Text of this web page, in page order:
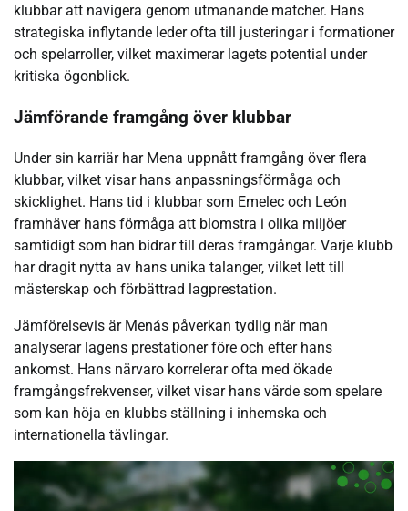
klubbar att navigera genom utmanande matcher. Hans
strategiska inflytande leder ofta till justeringar i formationer
och spelarroller, vilket maximerar lagets potential under
kritiska ögonblick.
Jämförande framgång över klubbar
Under sin karriär har Mena uppnått framgång över flera
klubbar, vilket visar hans anpassningsförmåga och
skicklighet. Hans tid i klubbar som Emelec och León
framhäver hans förmåga att blomstra i olika miljöer
samtidigt som han bidrar till deras framgångar. Varje klubb
har dragit nytta av hans unika talanger, vilket lett till
mästerskap och förbättrad lagprestation.
Jämförelsevis är Menás påverkan tydlig när man
analyserar lagens prestationer före och efter hans
ankomst. Hans närvaro korrelerar ofta med ökade
framgångsfrekvenser, vilket visar hans värde som spelare
som kan höja en klubbs ställning i inhemska och
internationella tävlingar.